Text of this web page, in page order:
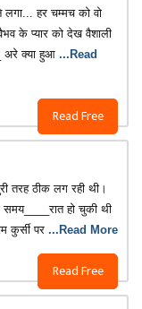
Read Free
लगा... हर चम्मच को वो
के प्यार को देख वैशाली
क्या हुआ ...Read
Read Free
तरह ठीक लग रही थी।
हो चुकी थी
कुर्सी पर ...Read More